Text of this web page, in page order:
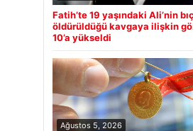
Fatih’te 19 yaşındaki Ali’nin
öldürüldüğü kavgaya ilişkin
10’a yükseldi
Ağustos 5, 2026